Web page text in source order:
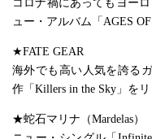
コロナ禍にあってもヨー
ュー・アルバム「AGES
★FATE GEAR
海外でも高い人気を誇る
作「Killers in the Sky」をリ
★蛇石マリナ（Mardelas）